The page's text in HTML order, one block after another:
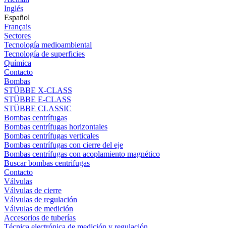
Inglés
Español
Français
Sectores
Tecnología medioambiental
Tecnología de superficies
Química
Contacto
Bombas
STÜBBE X-CLASS
STÜBBE E-CLASS
STÜBBE CLASSIC
Bombas centrífugas
Bombas centrífugas horizontales
Bombas centrífugas verticales
Bombas centrífugas con cierre del eje
Bombas centrífugas con acoplamiento magnético
Buscar bombas centrifugas
Contacto
Válvulas
Válvulas de cierre
Válvulas de regulación
Válvulas de medición
Accesorios de tuberías